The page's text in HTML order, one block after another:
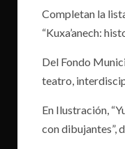
Completan la
“Kuxa’anech:
Del Fondo
teatro,
En Ilustración,
con dibujantes”,